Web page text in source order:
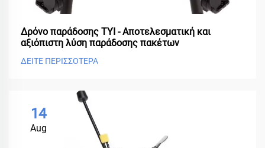
Δρόνο παράδοσης TYI - Αποτελεσματική και
αξιόπιστη λύση παράδοσης πακέτων
ΔΕΙΤΕ ΠΕΡΙΣΣΟΤΕΡΑ
14
Aug